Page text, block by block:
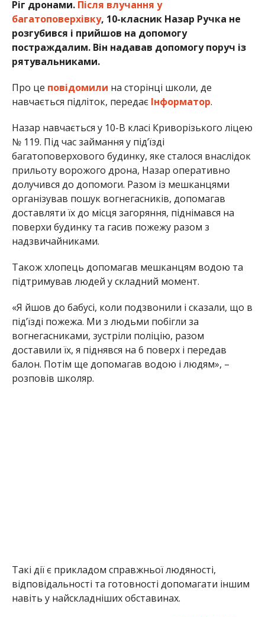
Ріг дронами. Після влучання у
багатоповерхівку, 10-класник Назар Ручка не
розгубився і прийшов на допомогу
постраждалим. Він надавав допомогу поруч із
рятувальниками.
Про це повідомили на сторінці школи, де
навчається підліток, передає Інформатор.
Назар навчається у 10-В класі Криворізького ліцею
№ 119. Під час займання у під’їзді
багатоповерхового будинку, яке сталося внаслідок
прильоту ворожого дрона, Назар оперативно
долучився до допомоги. Разом із мешканцями
організував пошук вогнегасників, допомагав
доставляти їх до місця загоряння, піднімався на
поверхи будинку та гасив пожежу разом з
надзвичайниками.
Також хлопець допомагав мешканцям водою та
підтримував людей у складний момент.
«Я йшов до бабусі, коли подзвонили і сказали, що в
під’їзді пожежа. Ми з людьми побігли за
вогнегасниками, зустріли поліцію, разом
доставили їх, я піднявся на 6 поверх і передав
балон. Потім ще допомагав водою і людям», –
розповів школяр.
Такі дії є прикладом справжньої людяності,
відповідальності та готовності допомагати іншим
навіть у найскладніших обставинах.